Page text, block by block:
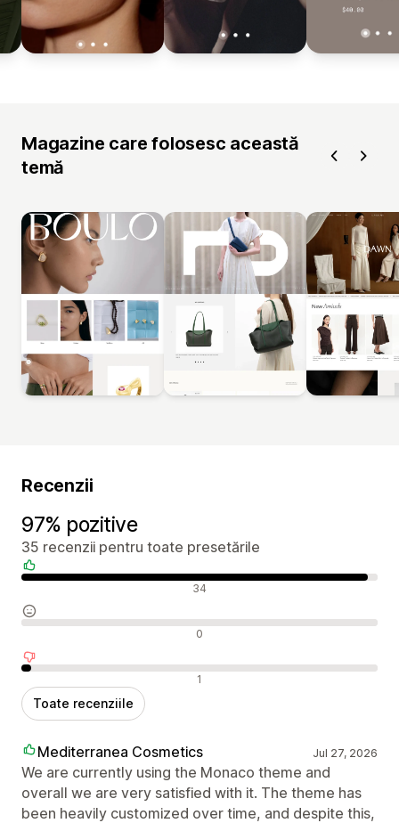
Magazine care folosesc această
temă
Recenzii
97% pozitive
35 recenzii pentru toate presetările
Recenzii pozitive 34
Recenzii neutre 0
Recenzii negative 1
Toate recenziile
Mediterranea Cosmetics Jul 27, 2026
We are currently using the Monaco theme and
overall we are very satisfied with it. The theme has
been heavily customized over time, and despite this,